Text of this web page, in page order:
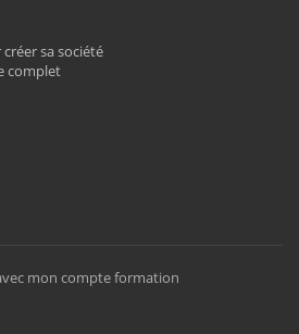
sa société
complet
mon compte formation